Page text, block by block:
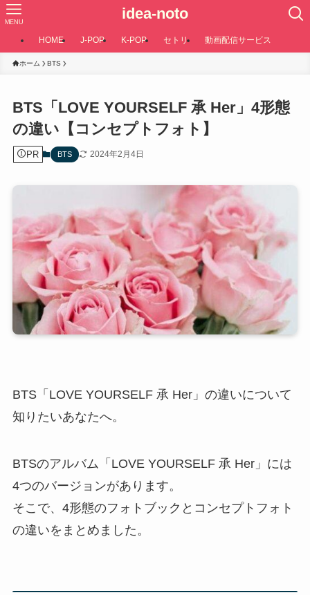
idea-noto
MENU
HOME J-POP K-POP セトリ 動画配信サービス
ホーム BTS
BTS「LOVE YOURSELF 承 Her」4形態
の違い【コンセプトフォト】
PR BTS 2024年2月4日
BTS「LOVE YOURSELF 承 Her」の違いについて
知りたいあなたへ。
BTSのアルバム「LOVE YOURSELF 承 Her」には
4つのバージョンがあります。
そこで、4形態のフォトブックとコンセプトフォト
の違いをまとめました。